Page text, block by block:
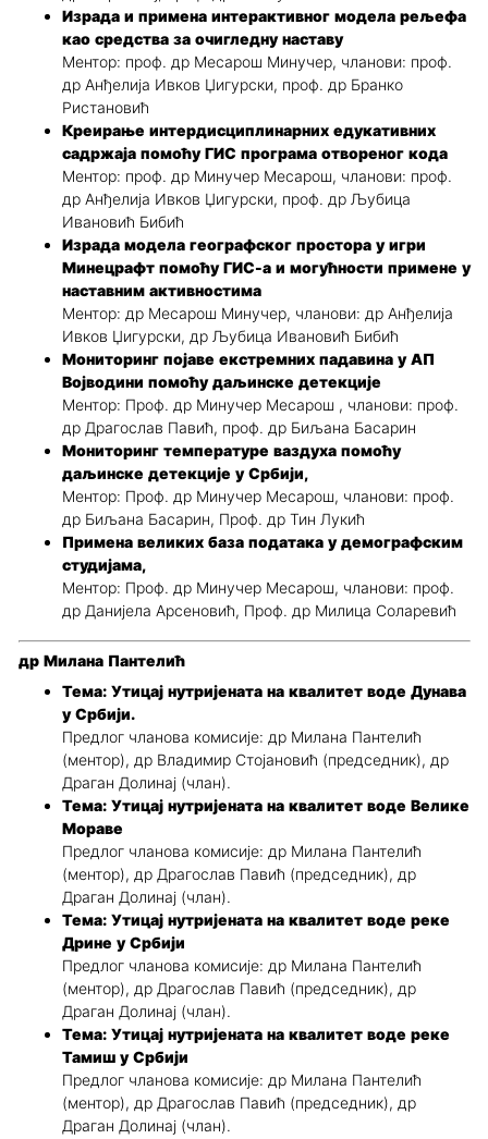
Израда и примена интерактивног модела рељефа
као средства за очигледну наставу
Ментор: проф. др Месарош Минучер, чланови: проф.
др Анђелија Ивков Џигурски, проф. др Бранко
Ристановић
Креирање интердисциплинарних едукативних
садржаја помоћу ГИС програма отвореног кода
Ментор: проф. др Минучер Месарош, чланови: проф.
др Анђелија Ивков Џигурски, проф. др Љубица
Ивановић Бибић
Израда модела географског простора у игри
Минецрафт помоћу ГИС-а и могућности примене у
наставним активностима
Ментор: др Месарош Минучер, чланови: др Анђелија
Ивков Џигурски, др Љубица Ивановић Бибић
Мониторинг појаве екстремних падавина у АП
Војводини помоћу даљинске детекције
Ментор: Проф. др Минучер Месарош , чланови: проф.
др Драгослав Павић, проф. др Биљана Басарин
Мониторинг температуре ваздуха помоћу
даљинске детекције у Србији,
Ментор: Проф. др Минучер Месарош, чланови: проф.
др Биљана Басарин, Проф. др Тин Лукић
Примена великих база података у демографским
студијама,
Ментор: Проф. др Минучер Месарош, чланови: проф.
др Данијела Арсеновић, Проф. др Милица Соларевић
др Милана Пантелић
Тема: Утицај нутријената на квалитет воде Дунава
у Србији.
Предлог чланова комисије: др Милана Пантелић
(ментор), др Владимир Стојановић (председник), др
Драган Долинај (члан).
Тема: Утицај нутријената на квалитет воде Велике
Мораве
Предлог чланова комисије: др Милана Пантелић
(ментор), др Драгослав Павић (председник), др
Драган Долинај (члан).
Тема: Утицај нутријената на квалитет воде реке
Дрине у Србији
Предлог чланова комисије: др Милана Пантелић
(ментор), др Драгослав Павић (председник), др
Драган Долинај (члан).
Тема: Утицај нутријената на квалитет воде реке
Тамиш у Србији
Предлог чланова комисије: др Милана Пантелић
(ментор), др Драгослав Павић (председник), др
Драган Долинај (члан).